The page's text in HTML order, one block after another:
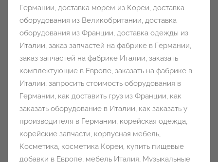
Германии доставка морем из Кореи доставка
оборудования из Великобритании доставка
оборудования из Франции доставка одежды из
Италии заказ запчастей на фабрике в Германии
заказ запчастей на фабрике Италии заказать
комплектующие в Европе заказать на фабрике в
Италии запросить стоимость оборудования в
Германии как доставить груз из Франции как
заказать оборудование в Италии как заказать у
производителя в Германии корейская одежда
корейские запчасти корпусная мебель
Косметика косметика Кореи купить пищевые
добавки в Европе мебель Италия Музыкальные